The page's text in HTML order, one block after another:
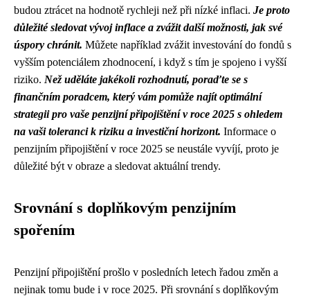
budou ztrácet na hodnotě rychleji než při nízké inflaci. Je proto
důležité sledovat vývoj inflace a zvážit další možnosti, jak své
úspory chránit. Můžete například zvážit investování do fondů s
vyšším potenciálem zhodnocení, i když s tím je spojeno i vyšší
riziko. Než uděláte jakékoli rozhodnutí, poraďte se s
finančním poradcem, který vám pomůže najít optimální
strategii pro vaše penzijní připojištění v roce 2025 s ohledem
na vaši toleranci k riziku a investiční horizont. Informace o
penzijním připojištění v roce 2025 se neustále vyvíjí, proto je
důležité být v obraze a sledovat aktuální trendy.
Srovnání s doplňkovým penzijním
spořením
Penzijní připojištění prošlo v posledních letech řadou změn a
nejinak tomu bude i v roce 2025. Při srovnání s doplňkovým